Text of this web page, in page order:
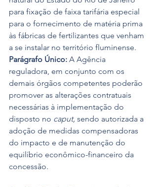
para fixação de faixa tarifária especial
para o fornecimento de matéria prima
às fábricas de fertilizantes que venham
a se instalar no território fluminense.
Parágrafo Único: A Agência
reguladora, em conjunto com os
demais órgãos competentes poderão
promover as alterações contratuais
necessárias à implementação do
disposto no caput, sendo autorizada a
adoção de medidas compensadoras
do impacto e de manutenção do
equilíbrio econômico-financeiro da
concessão.